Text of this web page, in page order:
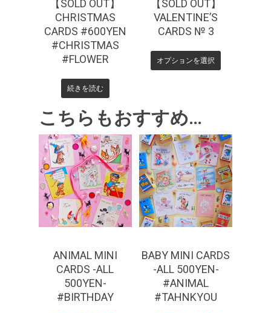
【SOLD OUT】
CHRISTMAS
CARDS #600YEN
#CHRISTMAS
#FLOWER
続きを読む
【SOLD OUT】
VALENTINE’S
CARDS № 3
オプションを選択
こちらもおすすめ…
¥550
ANIMAL MINI
CARDS -ALL
500YEN-
#BIRTHDAY
¥550
BABY MINI CARDS
-ALL 500YEN-
#ANIMAL
#TAHNKYOU